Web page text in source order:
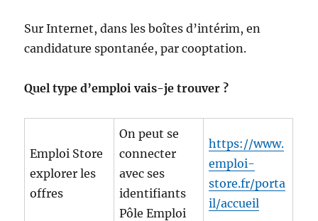
Sur Internet, dans les boîtes d’intérim, en
candidature spontanée, par cooptation.
Quel type d’emploi vais-je trouver ?
Emploi Store
explorer les
offres
On peut se
connecter
avec ses
identifiants
Pôle Emploi
https://www.
emploi-
store.fr/porta
il/accueil